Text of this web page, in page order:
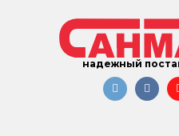
надежный